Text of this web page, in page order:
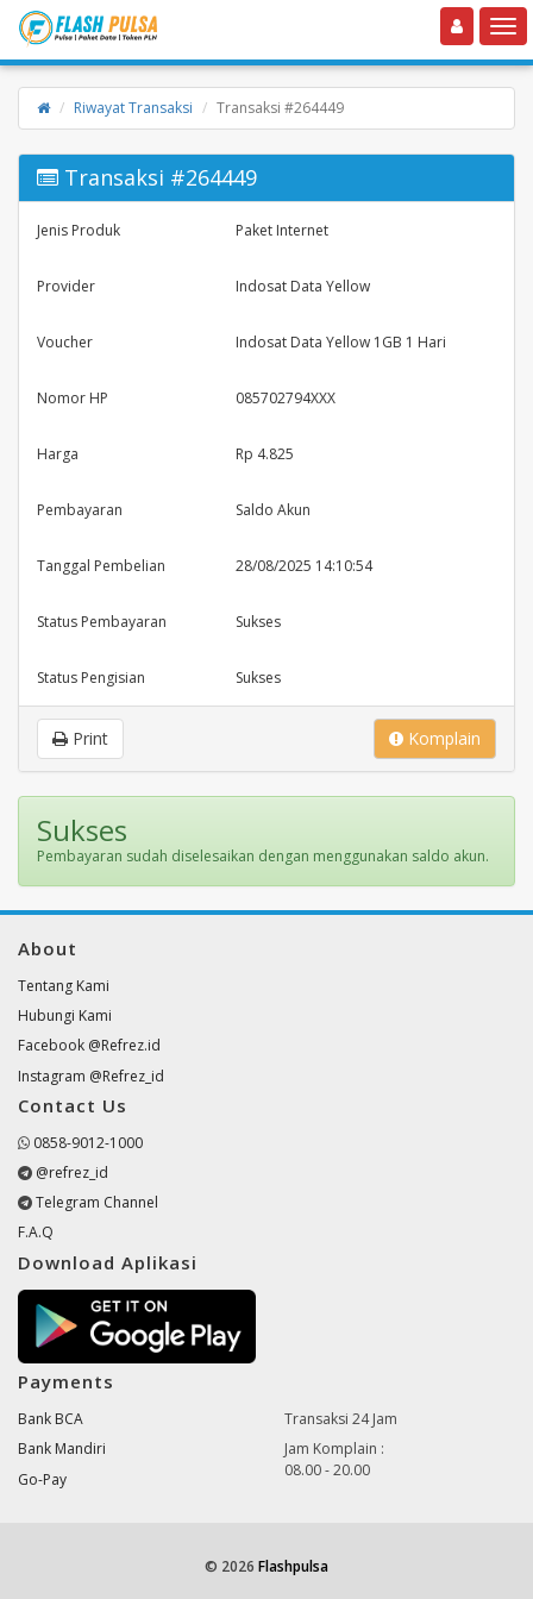
Toggle navigation
Riwayat Transaksi Transaksi #264449
Transaksi #264449
Jenis Produk Paket Internet
Provider Indosat Data Yellow
Voucher Indosat Data Yellow 1GB 1 Hari
Nomor HP 085702794XXX
Harga Rp 4.825
Pembayaran Saldo Akun
Tanggal Pembelian 28/08/2025 14:10:54
Status Pembayaran Sukses
Status Pengisian Sukses
Komplain
Print
Sukses
Pembayaran sudah diselesaikan dengan menggunakan saldo akun.
About
Tentang Kami
Hubungi Kami
Facebook @Refrez.id
Instagram @Refrez_id
Contact Us
0858-9012-1000
@refrez_id
Telegram Channel
F.A.Q
Download Aplikasi
Payments
Bank BCA
Bank Mandiri
Go-Pay
Transaksi 24 Jam
Jam Komplain :
08.00 - 20.00
© 2026 Flashpulsa